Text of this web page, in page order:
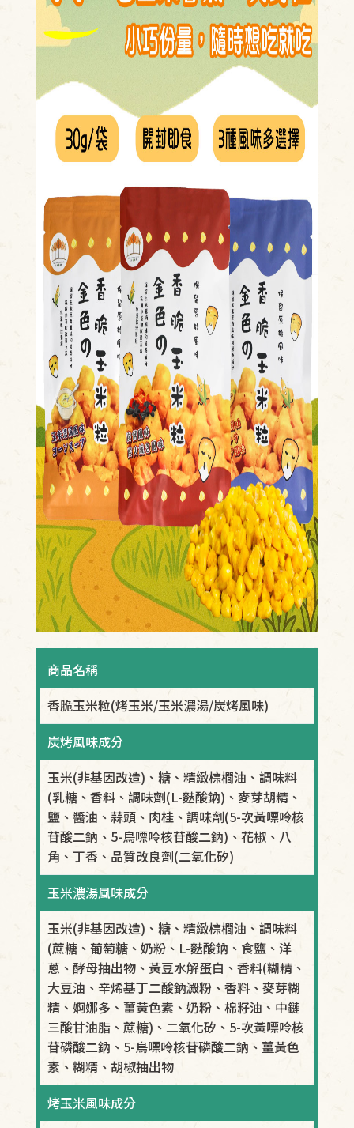
商品名稱
香脆玉米粒(烤玉米/玉米濃湯/炭烤風味)
炭烤風味成分
玉米(非基因改造)、糖、精緻棕櫚油、調味料
(乳糖、香料、調味劑(L-麩酸鈉)、麥芽胡精、
鹽、醬油、蒜頭、肉桂、調味劑(5-次黃嘌呤核
苷酸二鈉、5-鳥嘌呤核苷酸二鈉)、花椒、八
角、丁香、品質改良劑(二氧化矽)
玉米濃湯風味成分
玉米(非基因改造)、糖、精緻棕櫚油、調味料
(蔗糖、葡萄糖、奶粉、L-麩酸鈉、食鹽、洋
蔥、酵母抽出物、黃豆水解蛋白、香料(糊精、
大豆油、辛烯基丁二酸鈉澱粉、香料、麥芽糊
精、婀娜多、薑黃色素、奶粉、棉籽油、中鏈
三酸甘油脂、蔗糖)、二氧化矽、5-次黃嘌呤核
苷磷酸二鈉、5-鳥嘌呤核苷磷酸二鈉、薑黃色
素、糊精、胡椒抽出物
烤玉米風味成分